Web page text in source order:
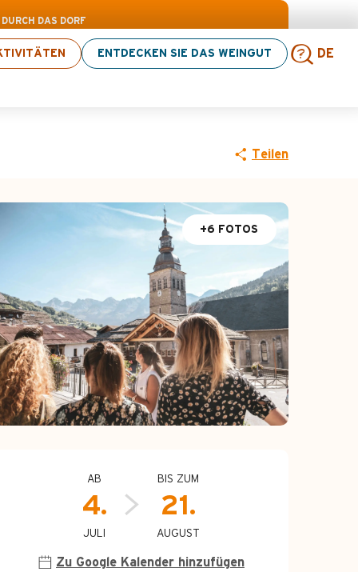
ENTDECKEN SIE DAS WEINGUT DE
Aktivitäten! > Hier klicken
DAS DORF
Teilen
+6 FOTOS
Öffnungszeiten
AB
4.
JULI
BIS ZUM
21.
AUGUST
Zu Google Kalender hinzufügen